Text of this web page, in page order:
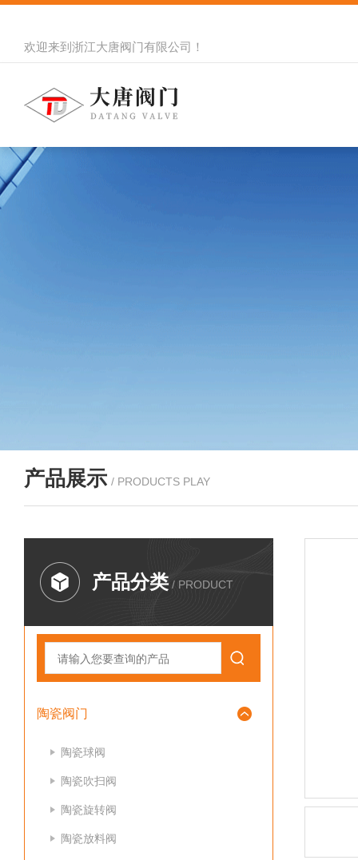
欢迎来到 浙江大唐阀门有限公司 ！
产品展示 / PRODUCTS PLAY
产品分类 / PRODUCT
陶瓷阀门
陶瓷球阀
陶瓷吹扫阀
陶瓷旋转阀
陶瓷放料阀